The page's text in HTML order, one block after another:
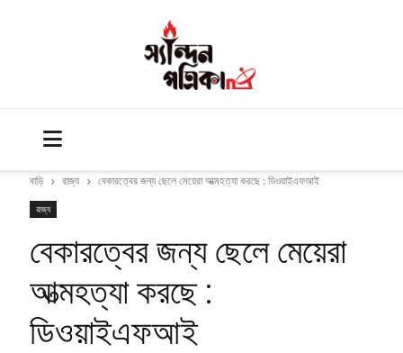
বাড়ি রাজ্য বেকারত্বের জন্য ছেলে মেয়েরা আত্মহত্যা করছে : ডিওয়াইএফআই
রাজ্য
বেকারত্বের জন্য ছেলে মেয়েরা
আত্মহত্যা করছে :
ডিওয়াইএফআই